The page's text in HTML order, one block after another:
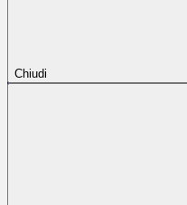
Chiudi